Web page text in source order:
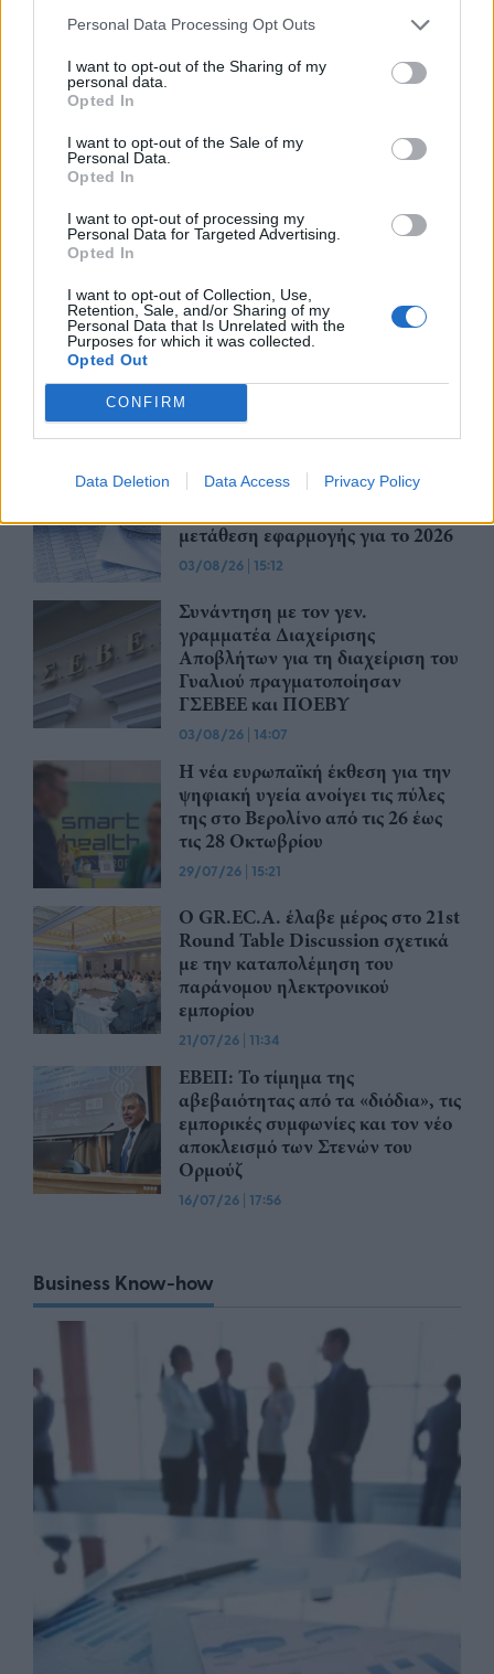
Personal Data Processing Opt Outs
I want to opt-out of the Sharing of my
personal data.
Opted In
I want to opt-out of the Sale of my
Personal Data.
Opted In
I want to opt-out of processing my
Personal Data for Targeted Advertising.
Opted In
I want to opt-out of Collection, Use,
Retention, Sale, and/or Sharing of my
Personal Data that Is Unrelated with the
Purposes for which it was collected.
Opted Out
CONFIRM
Data Deletion Data Access Privacy Policy
Servicers: Σταματούν τις οχλήσεις
προς τους δανειολήπτες
πυρόπληκτους - Θα λάβουν μέτρα
Παράταση στην υποχρεωτική
παρόχου ζητούν Βιοτεχνικό
Επιμελητήριο Αθήνας -
Ένωση Ελληνικών Τραπεζών:
Οικονομική ενίσχυση και
των θυμάτων από τις φωτιές
04/08/26
ΛΣΑ και ΒΕΑ ζητούν παράταση
για την υποχρεωτική ηλεκτρονική
μετάθεση εφαρμογής για το 2026
03/08/26 | 15:12
Συνάντηση με τον γεν.
γραμματέα Διαχείρισης
Αποβλήτων για τη διαχείριση του
Γυαλιού πραγματοποίησαν
ΓΣΕΒΕΕ και ΠΟΕΒΥ
03/08/26 | 14:07
Η νέα ευρωπαϊκή έκθεση για την
ψηφιακή υγεία ανοίγει τις πύλες
της στο Βερολίνο από τις 26 έως
τις 28 Οκτωβρίου
29/07/26 | 15:21
Ο GR.EC.A. έλαβε μέρος στο 21st
Round Table Discussion σχετικά
με την καταπολέμηση του
παράνομου ηλεκτρονικού
εμπορίου
21/07/26 | 11:34
ΕΒΕΠ: Το τίμημα της
αβεβαιότητας από τα «διόδια», τις
εμπορικές συμφωνίες και τον νέο
αποκλεισμό των Στενών του
Ορμούζ
16/07/26 | 17:56
Business Know-how